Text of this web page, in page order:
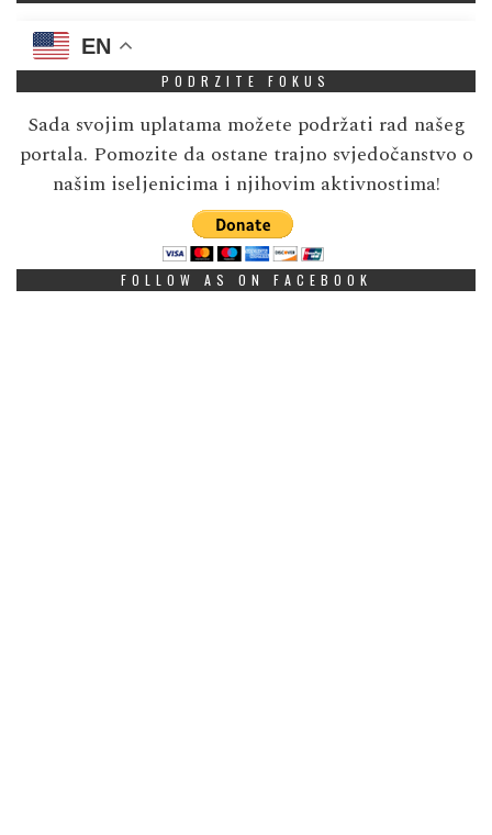
EN
PODRZITE FOKUS
Sada svojim uplatama možete podržati rad našeg
portala. Pomozite da ostane trajno svjedočanstvo o
našim iseljenicima i njihovim aktivnostima!
FOLLOW AS ON FACEBOOK